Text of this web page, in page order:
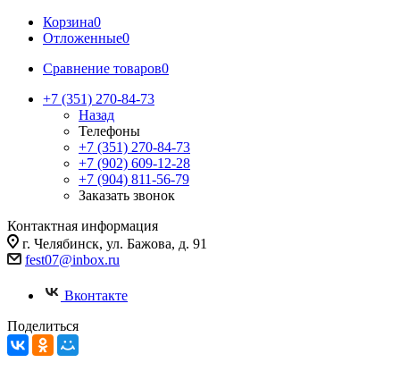
Корзина0
Отложенные0
Сравнение товаров0
+7 (351) 270-84-73
Назад
Телефоны
+7 (351) 270-84-73
+7 (902) 609-12-28
+7 (904) 811-56-79
Заказать звонок
Контактная информация
г. Челябинск, ул. Бажова, д. 91
fest07@inbox.ru
Вконтакте
Поделиться